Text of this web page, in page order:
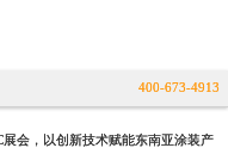
400-673-4913
会，以创新技术赋能东南亚涂装产